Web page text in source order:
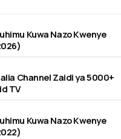
Kuwa Nazo Kwenye
Channel Zaidi ya 5000+
TV
Kuwa Nazo Kwenye